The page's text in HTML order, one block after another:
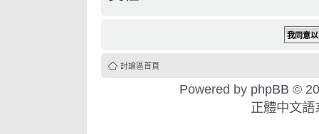
討論區首頁
Powered by phpBB ©
正體中文